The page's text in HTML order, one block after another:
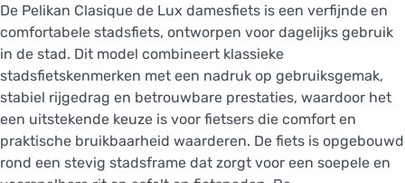
De Pelikan Clasique de Lux damesfiets is een verfijnde en
comfortabele stadsfiets, ontworpen voor dagelijks gebruik
in de stad. Dit model combineert klassieke
stadsfietskenmerken met een nadruk op gebruiksgemak,
stabiel rijgedrag en betrouwbare prestaties, waardoor het
een uitstekende keuze is voor fietsers die comfort en
praktische bruikbaarheid waarderen. De fiets is opgebouwd
rond een stevig stadsframe dat zorgt voor een soepele en